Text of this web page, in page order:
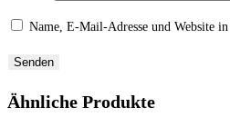
Name, E-Mail-Adresse und Website
Ähnliche Produkte